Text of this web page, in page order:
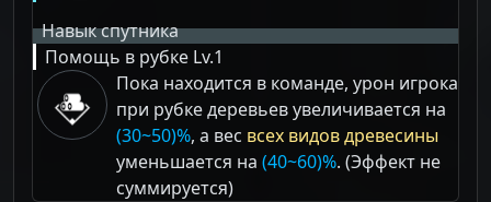
Навык спутника
Помощь в рубке Lv.1
Пока находится в команде, урон игрока
при рубке деревьев увеличивается на
(30~50)%, а вес всех видов древесины
уменьшается на (40~60)%. (Эффект не
суммируется)